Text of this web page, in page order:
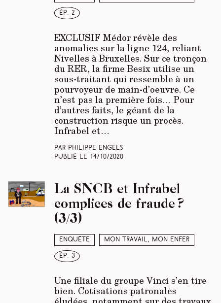
ép. 2
EXCLUSIF Médor révèle des
anomalies sur la ligne 124, reliant
Nivelles à Bruxelles. Sur ce tronçon
du RER, la firme Besix utilise un
sous-traitant qui ressemble à un
pourvoyeur de main-d’oeuvre. Ce
n’est pas la première fois… Pour
d’autres faits, le géant de la
construction risque un procès.
Infrabel et…
Par Philippe Engels
Publié le 14/10/2020
Enquête Mon travail, mon enfer
ép. 3
La SNCB et Infrabel
complices de fraude ?
(3/3)
Une filiale du groupe Vinci s’en tire
bien. Cotisations patronales